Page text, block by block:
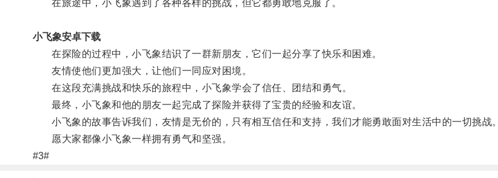
在旅途中，小飞象遇到了各种各样的挑战，但它都勇敢地克服了。
小飞象安卓下载
在探险的过程中，小飞象结识了一群新朋友，它们一起分享了快乐和困难。
友情使他们更加强大，让他们一同应对困境。
在这段充满挑战和快乐的旅程中，小飞象学会了信任、团结和勇气。
最终，小飞象和他的朋友一起完成了探险并获得了宝贵的经验和友谊。
小飞象的故事告诉我们，友情是无价的，只有相互信任和支持，我们才能勇敢面对生活中的一切挑战。
愿大家都像小飞象一样拥有勇气和坚强。
#3#